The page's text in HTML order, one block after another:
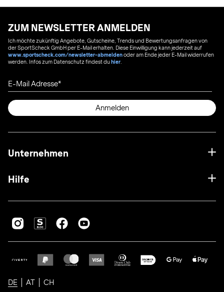
ZUM NEWSLETTER ANMELDEN
Ich möchte zukünftig Angebote, Gutscheine, Trends und Bewertungsanfragen von
der SportScheck GmbH per E-Mail erhalten. Diese Einwilligung kann jederzeit auf
www.sportscheck.com/newsletter-abmeldenoder am Ende jeder E-Mail widerrufen
werden. Infos zum Datenschutz findest duhier
E-Mail Adresse
Anmelden
Unternehmen
Hilfe
DE AT CH